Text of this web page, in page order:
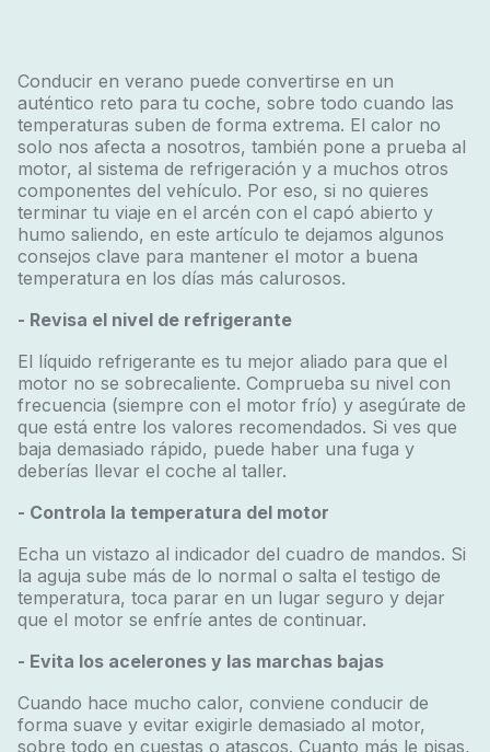
Conducir en verano puede convertirse en un
auténtico reto para tu coche, sobre todo cuando las
temperaturas suben de forma extrema. El calor no
solo nos afecta a nosotros, también pone a prueba al
motor, al sistema de refrigeración y a muchos otros
componentes del vehículo. Por eso, si no quieres
terminar tu viaje en el arcén con el capó abierto y
humo saliendo, en este artículo te dejamos algunos
consejos clave para mantener el motor a buena
temperatura en los días más calurosos.
- Revisa el nivel de refrigerante
El líquido refrigerante es tu mejor aliado para que el
motor no se sobrecaliente. Comprueba su nivel con
frecuencia (siempre con el motor frío) y asegúrate de
que está entre los valores recomendados. Si ves que
baja demasiado rápido, puede haber una fuga y
deberías llevar el coche al taller.
- Controla la temperatura del motor
Echa un vistazo al indicador del cuadro de mandos. Si
la aguja sube más de lo normal o salta el testigo de
temperatura, toca parar en un lugar seguro y dejar
que el motor se enfríe antes de continuar.
- Evita los acelerones y las marchas bajas
Cuando hace mucho calor, conviene conducir de
forma suave y evitar exigirle demasiado al motor,
sobre todo en cuestas o atascos. Cuanto más le pisas,